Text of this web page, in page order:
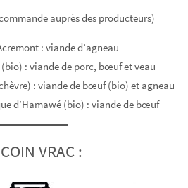
auprès des producteurs)
: viande d’agneau
(bio) : viande de porc, bœuf et veau
: viande de bœuf (bio) et agneau
d’Hamawé (bio) : viande de bœuf
VRAC :